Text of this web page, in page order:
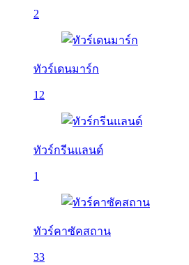
2
ทัวร์เดนมาร์ก
12
ทัวร์กรีนแลนด์
1
ทัวร์คาซัคสถาน
33